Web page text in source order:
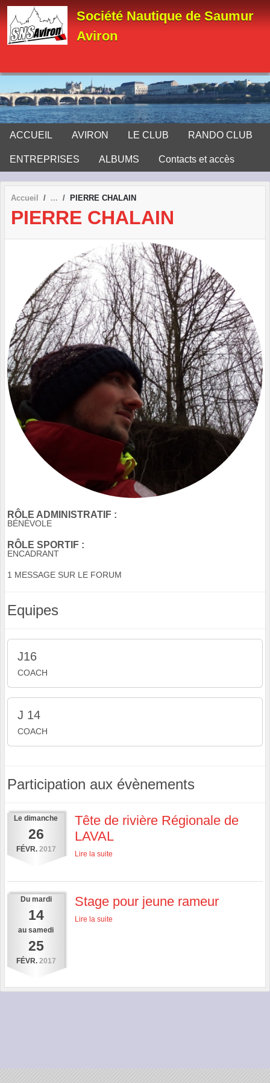
Société Nautique de Saumur
Aviron
ACCUEIL AVIRON LE CLUB RANDO CLUB
ENTREPRISES ALBUMS Contacts et accès
Accueil PIERRE CHALAIN
PIERRE CHALAIN
RÔLE ADMINISTRATIF :
BÉNÉVOLE
RÔLE SPORTIF :
ENCADRANT
1 MESSAGE SUR LE FORUM
Equipes
J16
COACH
J 14
COACH
Participation aux évènements
Le dimanche
26
FÉVR. 2017
Tête de rivière Régionale de
LAVAL
Lire la suite
Du mardi
14
au samedi
25
FÉVR. 2017
Stage pour jeune rameur
Lire la suite
Panneau de gestion des cookies